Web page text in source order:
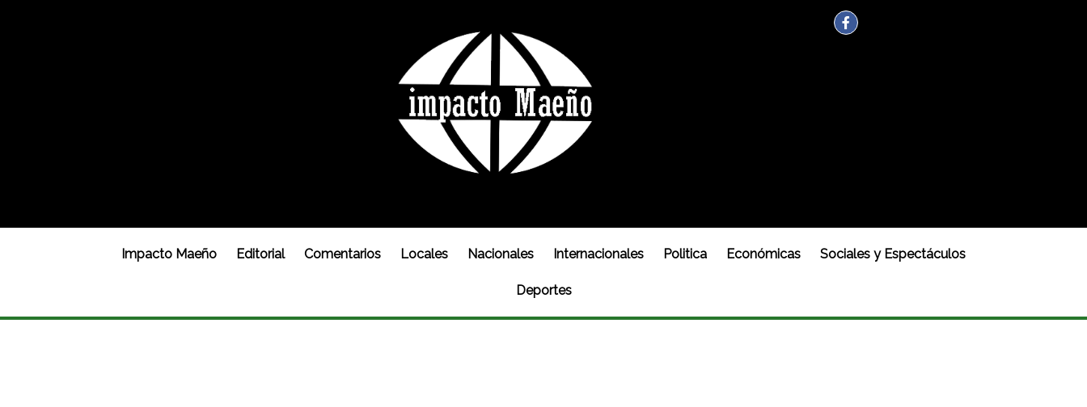
Impacto Maeño Editorial Comentarios Locales Nacionales Internacionales Politica Económicas Sociales y Espectáculos
Deportes